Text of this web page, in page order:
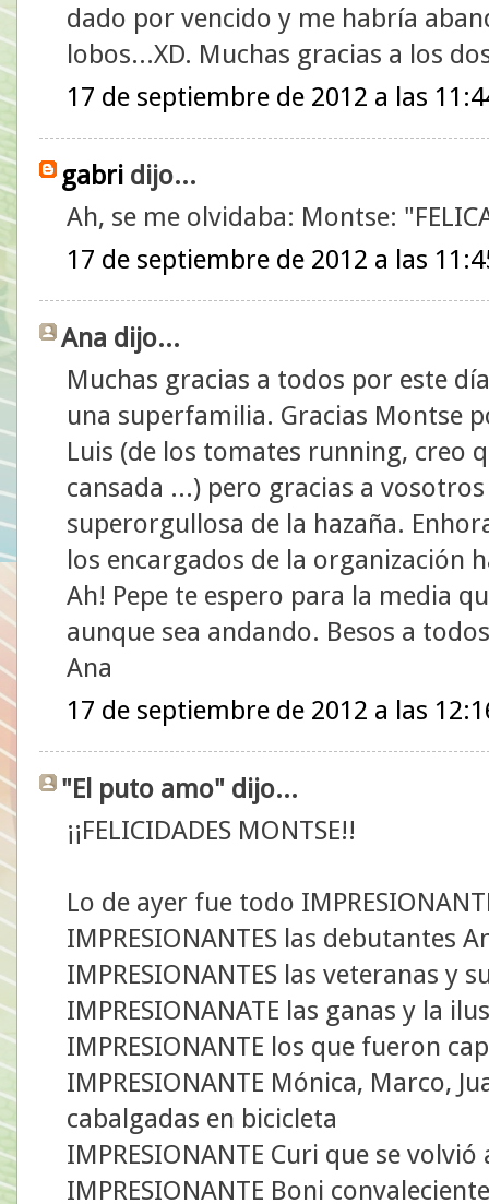
dado por vencido y me habría
lobos...XD. Muchas gracias a los
17 de septiembre de 2012 a las
gabri dijo...
Ah, se me olvidaba: Montse:
17 de septiembre de 2012 a las
Ana dijo...
Muchas gracias a todos por este
una superfamilia. Gracias Montse
Luis (de los tomates running, creo
cansada ...) pero gracias a
superorgullosa de la hazaña.
los encargados de la organización
Ah! Pepe te espero para la media
aunque sea andando. Besos a
Ana
17 de septiembre de 2012 a las
"El puto amo" dijo...
¡¡FELICIDADES MONTSE!!
Lo de ayer fue todo
IMPRESIONANTES las debutantes
IMPRESIONANTES las veteranas y
IMPRESIONANATE las ganas y la
IMPRESIONANTE los que fueron
IMPRESIONANTE Mónica, Marco,
cabalgadas en bicicleta
IMPRESIONANTE Curi que se
IMPRESIONANTE Boni